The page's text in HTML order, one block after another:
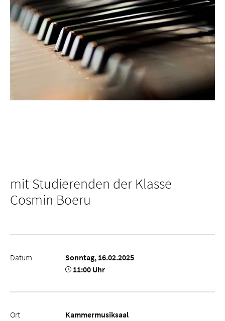
mit Studierenden der Klasse
Cosmin Boeru
Datum
Sonntag, 16.02.2025
11:00 Uhr
Ort
Kammermusiksaal